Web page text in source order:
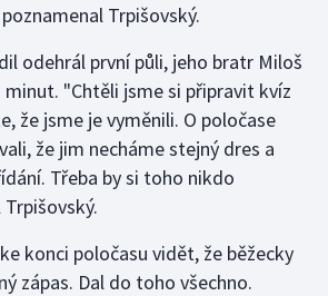
Trpišovský.
odehrál první půli, jeho bratr Miloš
minut. "Chtěli jsme si připravit kvíz
že jsme je vyměnili. O poločase
že jim necháme stejný dres a
Třeba by si toho nikdo
konci poločasu vidět, že běžecky
zápas. Dal do toho všechno.